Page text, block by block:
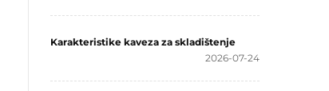
Karakteristike kaveza za skladištenje
2026-07-24